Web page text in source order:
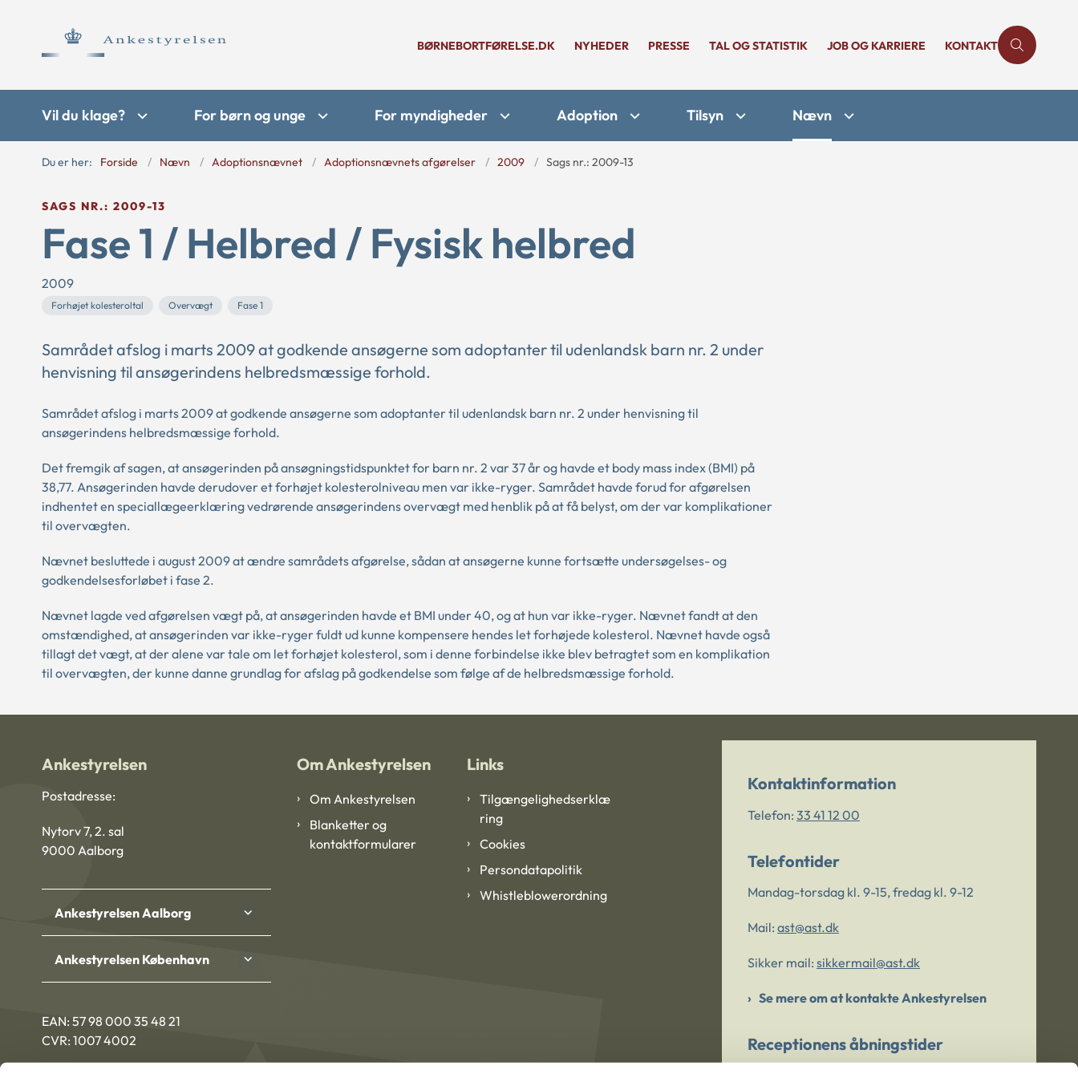
BØRNEBORTFØRELSE.DK NYHEDER PRESSE TAL OG STATISTIK JOB OG KARRIERE KONTAKT
Vil du klage? For børn og unge For myndigheder Adoption Tilsyn Nævn
Du er her: Forside Nævn Adoptionsnævnet Adoptionsnævnets afgørelser 2009 Sags nr.: 2009-13
SAGS NR.: 2009-13
Fase 1 / Helbred / Fysisk helbred
2009
Forhøjet kolesteroltal Overvægt Fase 1
Samrådet afslog i marts 2009 at godkende ansøgerne som adoptanter til udenlandsk barn nr. 2 under
henvisning til ansøgerindens helbredsmæssige forhold.
Samrådet afslog i marts 2009 at godkende ansøgerne som adoptanter til udenlandsk barn nr. 2 under henvisning til
ansøgerindens helbredsmæssige forhold.
Det fremgik af sagen, at ansøgerinden på ansøgningstidspunktet for barn nr. 2 var 37 år og havde et body mass index (BMI) på
38,77. Ansøgerinden havde derudover et forhøjet kolesterolniveau men var ikke-ryger. Samrådet havde forud for afgørelsen
indhentet en speciallægeerklæring vedrørende ansøgerindens overvægt med henblik på at få belyst, om der var komplikationer
til overvægten.
Nævnet besluttede i august 2009 at ændre samrådets afgørelse, sådan at ansøgerne kunne fortsætte undersøgelses- og
godkendelsesforløbet i fase 2.
Nævnet lagde ved afgørelsen vægt på, at ansøgerinden havde et BMI under 40, og at hun var ikke-ryger. Nævnet fandt at den
omstændighed, at ansøgerinden var ikke-ryger fuldt ud kunne kompensere hendes let forhøjede kolesterol. Nævnet havde også
tillagt det vægt, at der alene var tale om let forhøjet kolesterol, som i denne forbindelse ikke blev betragtet som en komplikation
til overvægten, der kunne danne grundlag for afslag på godkendelse som følge af de helbredsmæssige forhold.
Ankestyrelsen
Postadresse:
Nytorv 7, 2. sal
9000 Aalborg
Ankestyrelsen Aalborg
Ankestyrelsen København
EAN: 57 98 000 35 48 21
CVR: 1007 4002
Om Ankestyrelsen
Om Ankestyrelsen
Blanketter og
kontaktformularer
Links
Tilgængelighedserklæ
ring
Cookies
Persondatapolitik
Whistleblowerordning
Kontaktinformation
Telefon: 33 41 12 00
Telefontider
Mandag-torsdag kl. 9-15, fredag kl. 9-12
Mail: ast@ast.dk
Sikker mail: sikkermail@ast.dk
Se mere om at kontakte Ankestyrelsen
Receptionens åbningstider